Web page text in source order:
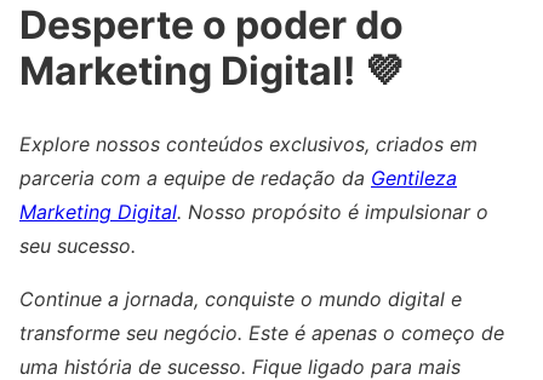
Desperte o poder do
Marketing Digital! 💜
Explore nossos conteúdos exclusivos, criados em
parceria com a equipe de redação da Gentileza
Marketing Digital. Nosso propósito é impulsionar o
seu sucesso.
Continue a jornada, conquiste o mundo digital e
transforme seu negócio. Este é apenas o começo de
uma história de sucesso. Fique ligado para mais